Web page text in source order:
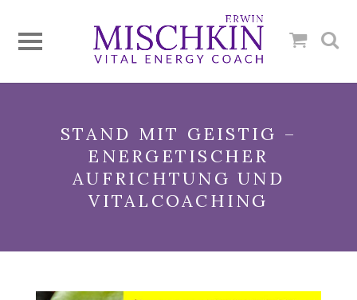
STAND MIT GEISTIG –
ENERGETISCHER
AUFRICHTUNG UND
VITALCOACHING